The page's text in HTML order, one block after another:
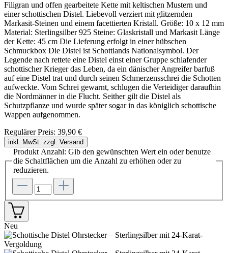
Filigran und offen gearbeitete Kette mit keltischen Mustern und
einer schottischen Distel. Liebevoll verziert mit glitzernden
Markasit-Steinen und einem facettierten Kristall. Größe: 10 x 12 mm
Material: Sterlingsilber 925 Steine: Glaskristall und Markasit Länge
der Kette: 45 cm Die Lieferung erfolgt in einer hübschen
Schmuckbox Die Distel ist Schottlands Nationalsymbol. Der
Legende nach rettete eine Distel einst einer Gruppe schlafender
schottischer Krieger das Leben, da ein dänischer Angreifer barfuß
auf eine Distel trat und durch seinen Schmerzensschrei die Schotten
aufweckte. Vom Schrei gewarnt, schlugen die Verteidiger daraufhin
die Nordmänner in die Flucht. Seither gilt die Distel als
Schutzpflanze und wurde später sogar in das königlich schottische
Wappen aufgenommen.
Regulärer Preis: 39,90 €
inkl. MwSt. zzgl. Versand
Produkt Anzahl: Gib den gewünschten Wert ein oder benutze
die Schaltflächen um die Anzahl zu erhöhen oder zu
reduzieren.
Neu